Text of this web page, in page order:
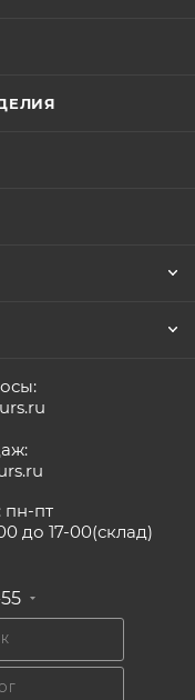
пн-пт
до 17-00(склад)